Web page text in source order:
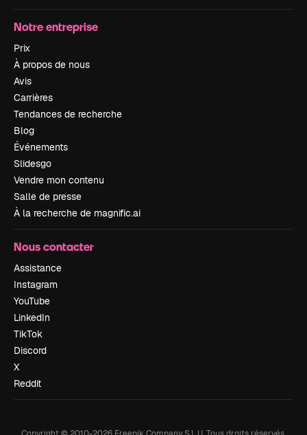
Notre entreprise
Prix
À propos de nous
Avis
Carrières
Tendances de recherche
Blog
Événements
Slidesgo
Vendre mon contenu
Salle de presse
À la recherche de magnific.ai
Nous contacter
Assistance
Instagram
YouTube
LinkedIn
TikTok
Discord
X
Reddit